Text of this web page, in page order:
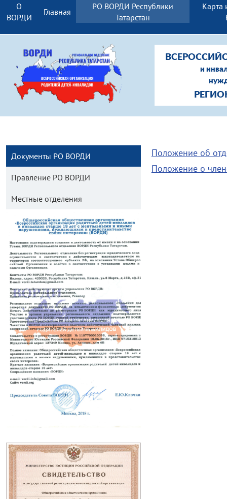
О
ВОРДИ
Главная
РО ВОРДИ Республики
Татарстан
Карта
и
Документы РО ВОРДИ
Правление РО ВОРДИ
Местные отделения
Положение об
Положение о